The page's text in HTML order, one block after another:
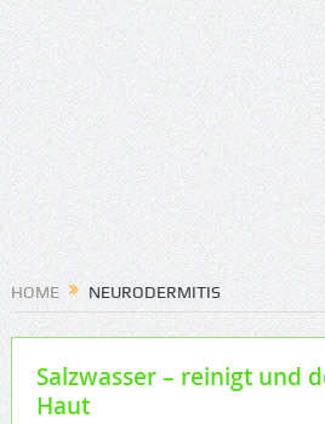
HOME NEURODERMITIS
Salzwasser – reinigt und
Haut